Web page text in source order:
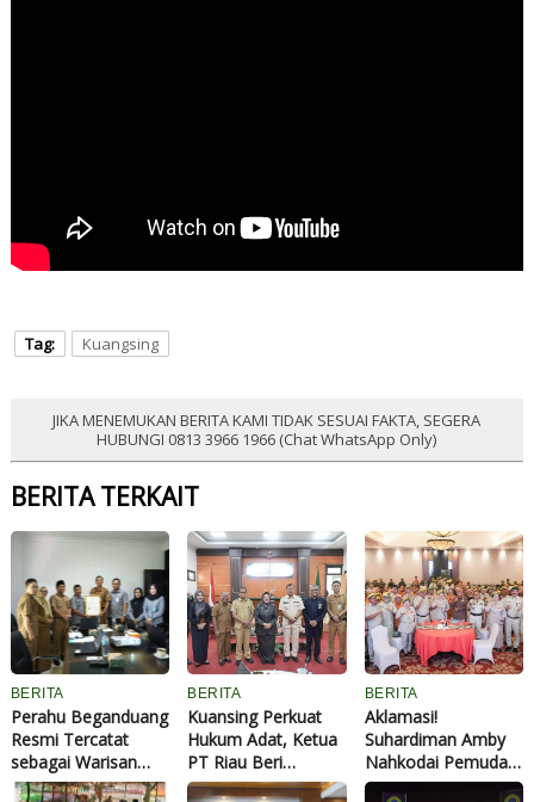
Tag: Kuangsing
JIKA MENEMUKAN BERITA KAMI TIDAK SESUAI FAKTA, SEGERA
HUBUNGI 0813 3966 1966 (Chat WhatsApp Only)
BERITA TERKAIT
BERITA
Perahu Beganduang
Resmi Tercatat
sebagai Warisan
Budaya Komunal
BERITA
Kuansing Perkuat
Hukum Adat, Ketua
PT Riau Beri
Apresiasi
BERITA
Aklamasi!
Suhardiman Amby
Nahkodai Pemuda
Panca Marga Riau